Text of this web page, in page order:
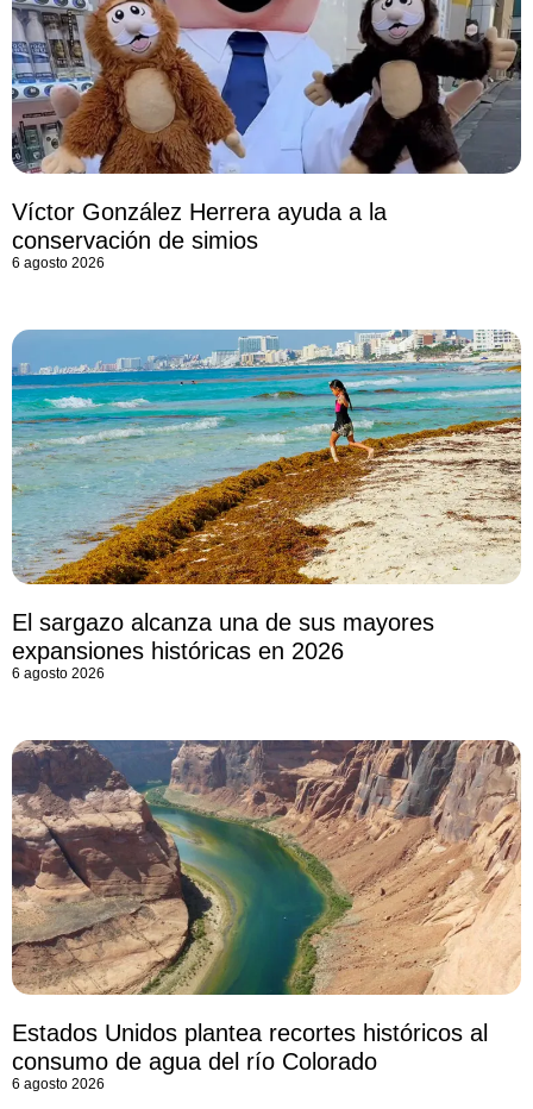
Víctor González Herrera ayuda a la
conservación de simios
6 agosto 2026
El sargazo alcanza una de sus mayores
expansiones históricas en 2026
6 agosto 2026
Estados Unidos plantea recortes históricos al
consumo de agua del río Colorado
6 agosto 2026